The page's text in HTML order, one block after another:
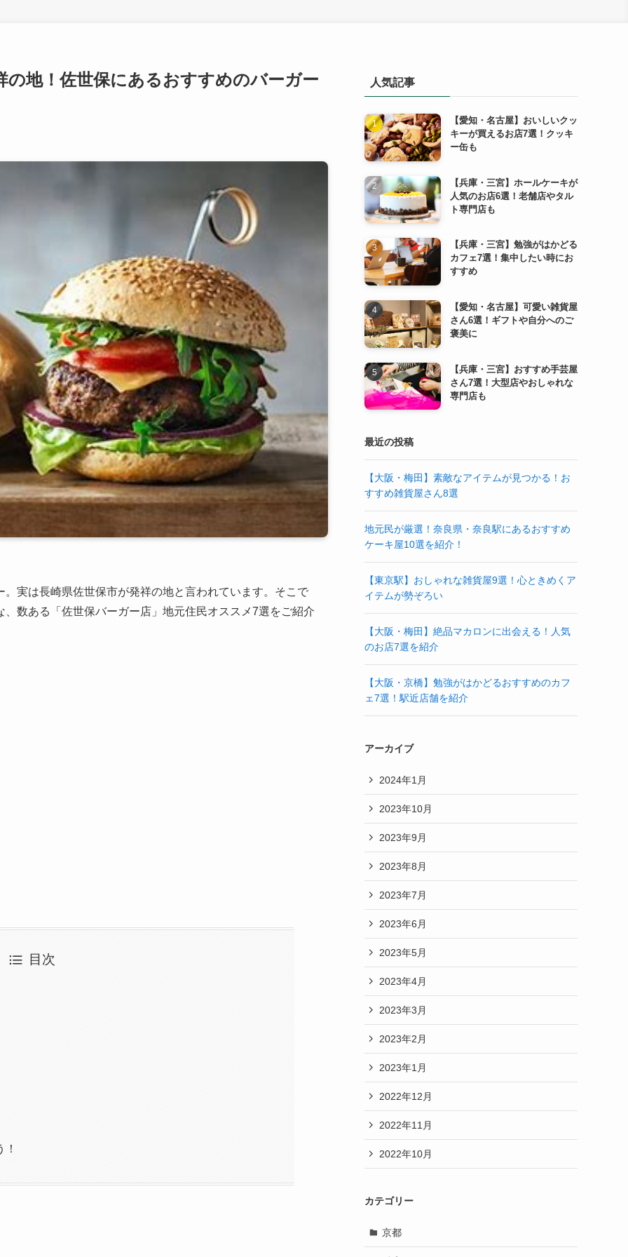
の地！佐世保にあるおすすめのバーガー
実は長崎県佐世保市が発祥の地と言われています。そこで
数ある「佐世保バーガー店」地元住民オススメ7選をご紹介
目次
人気記事
【愛知・名古屋】おいしいクッ
キーが買えるお店7選！クッキ
ー缶も
【兵庫・三宮】ホールケーキが
人気のお店6選！老舗店やタル
ト専門店も
【兵庫・三宮】勉強がはかどる
カフェ7選！集中したい時にお
すすめ
【愛知・名古屋】可愛い雑貨屋
さん6選！ギフトや自分へのご
褒美に
【兵庫・三宮】おすすめ手芸屋
さん7選！大型店やおしゃれな
専門店も
最近の投稿
【大阪・梅田】素敵なアイテムが見つかる！お
すすめ雑貨屋さん8選
地元民が厳選！奈良県・奈良駅にあるおすすめ
ケーキ屋10選を紹介！
【東京駅】おしゃれな雑貨屋9選！心ときめくア
イテムが勢ぞろい
【大阪・梅田】絶品マカロンに出会える！人気
のお店7選を紹介
【大阪・京橋】勉強がはかどるおすすめのカフ
ェ7選！駅近店舗を紹介
アーカイブ
2024年1月
2023年10月
2023年9月
2023年8月
2023年7月
2023年6月
2023年5月
2023年4月
2023年3月
2023年2月
2023年1月
2022年12月
2022年11月
2022年10月
カテゴリー
京都